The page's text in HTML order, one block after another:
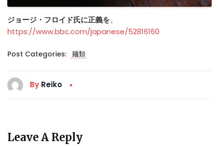
ジョージ・フロイド氏に正義を。
https://www.bbc.com/japanese/52816160
Post Categories: 麺類
By Reiko
Leave A Reply